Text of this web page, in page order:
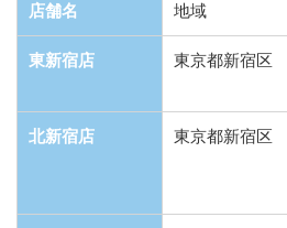
店舗名 地域
東新宿店 東京都新宿区
北新宿店 東京都新宿区